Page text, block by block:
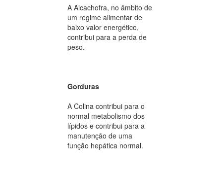
A Alcachofra, no âmbito de
um regime alimentar de
baixo valor energético,
contribui para a perda de
peso.
Gorduras
A Colina contribui para o
normal metabolismo dos
lípidos e contribui para a
manutenção de uma
função hepática normal.